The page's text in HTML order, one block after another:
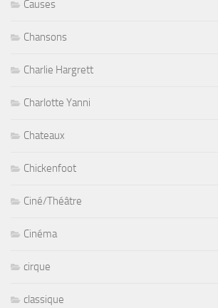
Causes
Chansons
Charlie Hargrett
Charlotte Yanni
Chateaux
Chickenfoot
Ciné/Théâtre
Cinéma
cirque
classique